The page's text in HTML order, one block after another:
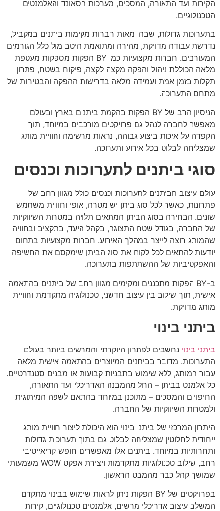
הקירות ועד התאורה, המסכים, מערכות הסאונד והאלמנטים
הטכנולוגיים.
בתערוכות גדולות, שבהן מאות חברות מקימות ביתנים במקביל,
נדרשת עבודה מדויקת, מהירה ומתואמת היטב מול כלל הגורמים
המעורבים. חברות מקצועיות כמו BY הפקות מספקות מעטפת
מלאה הכוללת ניהול והפקה מקצה לקצה, פיקוח בשטח, פתרון
תקלות בזמן אמת ועמידה מלאה בדרישות ההפקה והבטיחות של
מתחם התערוכה.
הניסיון הרב של BY הפקות בהקמת ביתנים בארץ ובעולם
מאפשר לחברה לנהל גם פרויקטים מורכבים במיוחד, תוך
הקפדה על איכות ביצוע גבוהה, נראות מרשימה וחוויית מותג
שמצליחה לבלוט בכל אירוע ותערוכה.
סוגי ביתנים לתערוכות וכנסים
עולם עיצוב הביתנים לתערוכות וכנסים כולל מגוון רחב של
פתרונות, כאשר לכל סוג ביתן יש מטרה, אופי וחוויית משתמש
שונים. הבחירה בסוג הביתן המתאים תלויה במטרות השיווקיות
של החברה, בגודל שטח התצוגה, בקהל היעד, בתקציב ובחוויה
שהמותג רוצה לייצר במהלך האירוע. חברות מקצועיות בתחום
יודעות להתאים לכל לקוח את סוג הביתן שימקסם את החשיפה
והאפקטיביות של ההשתתפות בתערוכה.
ב-BY הפקות מתכננים ומקימים מגוון רחב של ביתנים בהתאמה
אישית, תוך שילוב בין עיצוב חדשני, טכנולוגיה מתקדמת וחוויית
מותג מדויקת.
ביתני בינוי
ביתני בינוי נחשבים לפתרון היוקרתי והמרשים ביותר בעולם
התערוכות. מדובר בביתנים המיוצרים בהתאמה אישית מלאה
עבור המותג, ללא שימוש בתבניות קבועות או מבנים סטנדרטיים.
כל אלמנט בביתן – החל מהמבנה האדריכלי ועד התאורה,
החיפויים והמסכים – מתוכנן במיוחד בהתאם לשפה המיתוגית
ולמטרות השיווקיות של החברה.
היתרון המרכזי של ביתני בינוי הוא היכולת ליצור חוויית מותג
ייחודית לחלוטין שמצליחה לבלוט גם בתוך תערוכות גדולות
ותחרותיות במיוחד. ביתנים אלו מאפשרים חופש קריאייטיבי
רחב, שילוב טכנולוגיות מתקדמות ויצירת אפקט WOW משמעותי
שמושך קהל כבר מהמבט הראשון.
בפרויקטים של BY הפקות ניתן לראות שימוש בבינוי מתקדם
המשלב עיצוב אדריכלי מרשים, אלמנטים טכנולוגיים, קירות